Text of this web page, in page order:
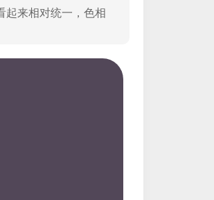
起来相对统一，色相